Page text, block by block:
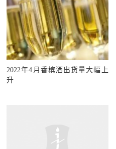
2022年4月香槟酒出货量大幅上
升